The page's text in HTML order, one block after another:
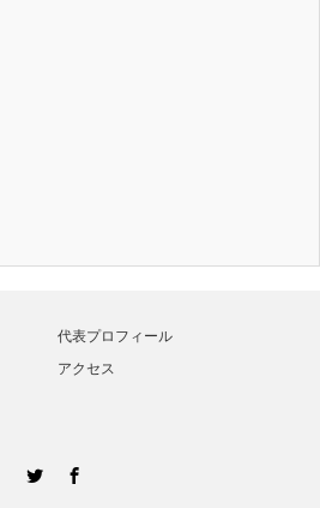
代表プロフィール
アクセス